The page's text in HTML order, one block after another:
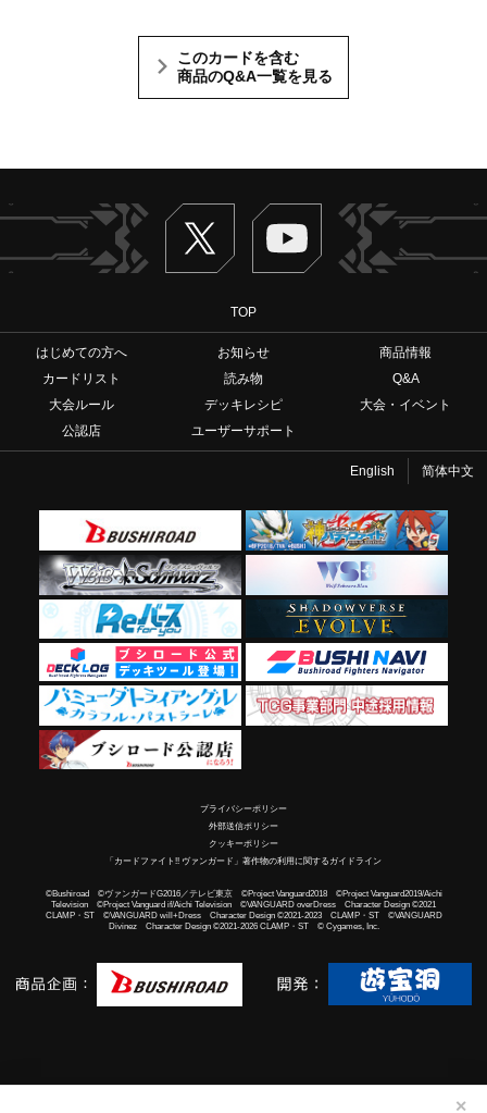
✕
このカードを含む
商品のQ&A一覧を見る
Twitter ヴァンガードch
TOP
はじめての方へ お知らせ
商品情報
カードリスト
読み物
Q&A
大会ルール
デッキレシピ
大会・イベント
公認店
ユーザーサポート
English 简体中文
プライバシーポリシー
外部送信ポリシー
クッキーポリシー
「カードファイト!! ヴァンガード」著作物の利用に関するガイドライン
©Bushiroad ©ヴァンガードG2016／テレビ東京 ©Project Vanguard2018 ©Project Vanguard2019/Aichi
Television ©Project Vanguard if/Aichi Television ©VANGUARD overDress Character Design ©2021
CLAMP・ST ©VANGUARD will+Dress Character Design ©2021-2023 CLAMP・ST ©VANGUARD
Divinez Character Design ©2021-2026 CLAMP・ST © Cygames, Inc.